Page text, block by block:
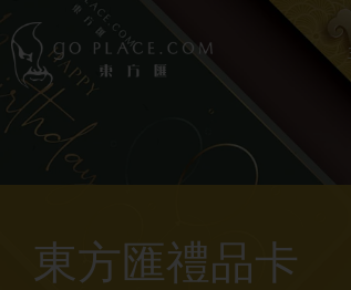
東方匯禮品卡